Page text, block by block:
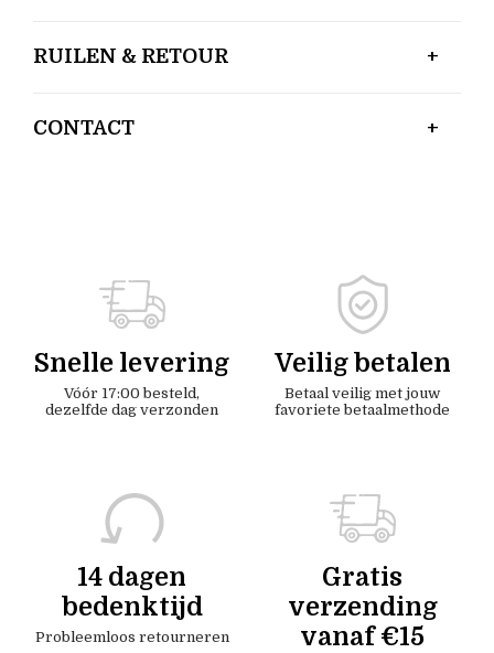
RUILEN & RETOUR
CONTACT
Snelle levering
Vóór 17:00 besteld,
dezelfde dag verzonden
Veilig betalen
Betaal veilig met jouw
favoriete betaalmethode
14 dagen
bedenktijd
Probleemloos retourneren
Gratis
verzending
vanaf €15